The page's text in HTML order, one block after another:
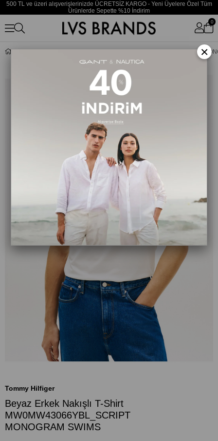
500 TL ve üzeri alışverişlerinizde ÜCRETSİZ KARGO - Yeni Üyelere Özel Tüm
Ürünlerde Sepette %10 İndirim
0
Beyaz Erkek Nakışlı T-Shirt MW0MW43066YBL_SCRIPT
Tommy Hilfiger
Beyaz Erkek Nakışlı T-Shirt
MW0MW43066YBL_SCRIPT
MONOGRAM SWIMS
×